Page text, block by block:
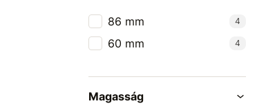
86 mm 4
60 mm 4
Magasság